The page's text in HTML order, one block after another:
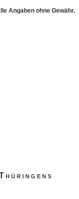
Angaben ohne Gewähr.